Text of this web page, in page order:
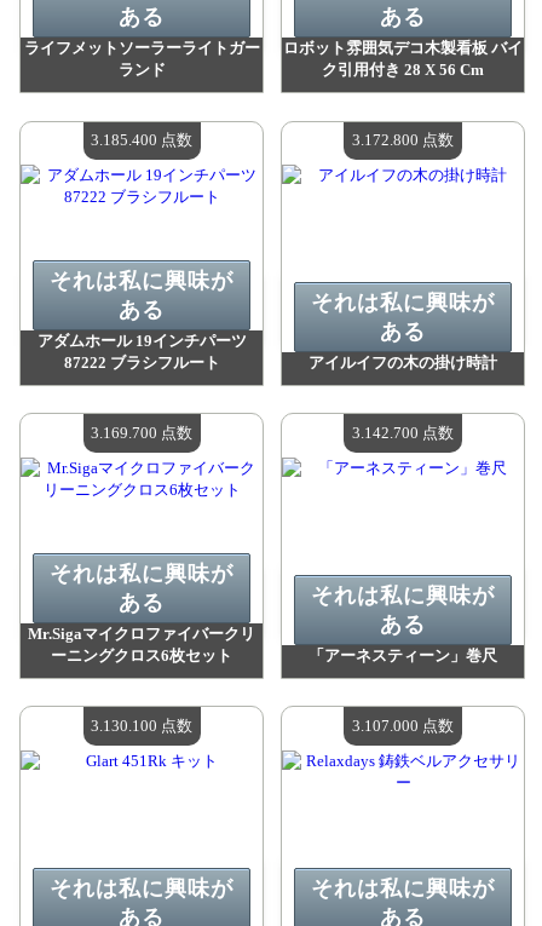
ライフメットソーラーライトガー
ランド
利用可能な数量：4
ある
ロボット雰囲気デコ木製看板 バイ
ク引用付き 28 X 56 Cm
利用可能な数量：4
ある
アダムホール 19インチパーツ
87222 ブラシフルート
利用可能な数量：4
それは私に興味が
ある
3.185.400 点数
アイルイフの木の掛け時計
利用可能な数量：4
それは私に興味が
ある
3.172.800 点数
Mr.Sigaマイクロファイバークリ
ーニングクロス6枚セット
利用可能な数量：4
それは私に興味が
ある
3.169.700 点数
「アーネスティーン」巻尺
利用可能な数量：4
それは私に興味が
ある
3.142.700 点数
それは私に興味が
ある
3.130.100 点数
それは私に興味が
ある
3.107.000 点数